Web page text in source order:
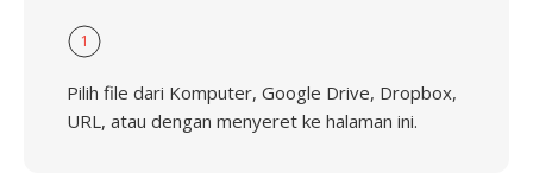
1
Pilih file dari Komputer, Google Drive, Dropbox,
URL, atau dengan menyeret ke halaman ini.